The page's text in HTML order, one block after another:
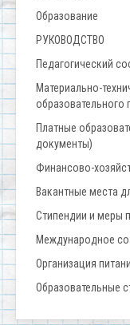
Образование
РУКОВОДСТВО
Педагогический
Материально-
образовательного
Платные
документы)
Финансово-
Вакантные места
Стипендии и меры
Международное
Организация
Образовательные